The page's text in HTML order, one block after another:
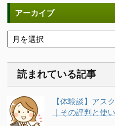
アーカイブ
読まれている記事
【体験談】アス
｜その評判と使